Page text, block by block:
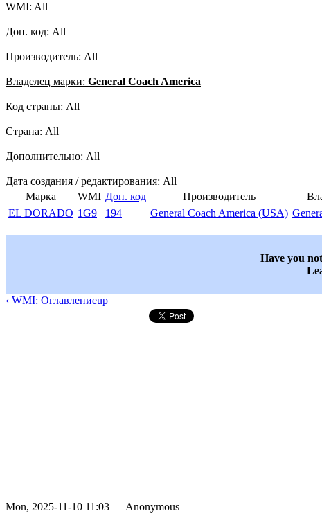
WMI: All
Доп. код: All
Производитель: All
Владелец марки: General Coach America
Код страны: All
Страна: All
Дополнительно: All
Дата создания / редактирования: All
Марка
WMI Доп. код Производитель
EL DORADO 1G9 194 General Coach America (USA)
Have you
‹ WMI: Оглавлениеup
Mon, 2025-11-10 11:03 — Anonymous